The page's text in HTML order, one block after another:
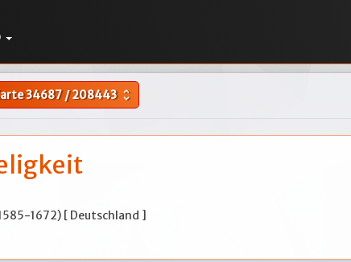
34687/208443 unfold_more
1672) [ Deutschland ]